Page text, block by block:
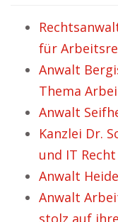
für
Anwalt
Thema
Anwalt
Kanzlei Dr.
und IT
Anwalt
Anwalt